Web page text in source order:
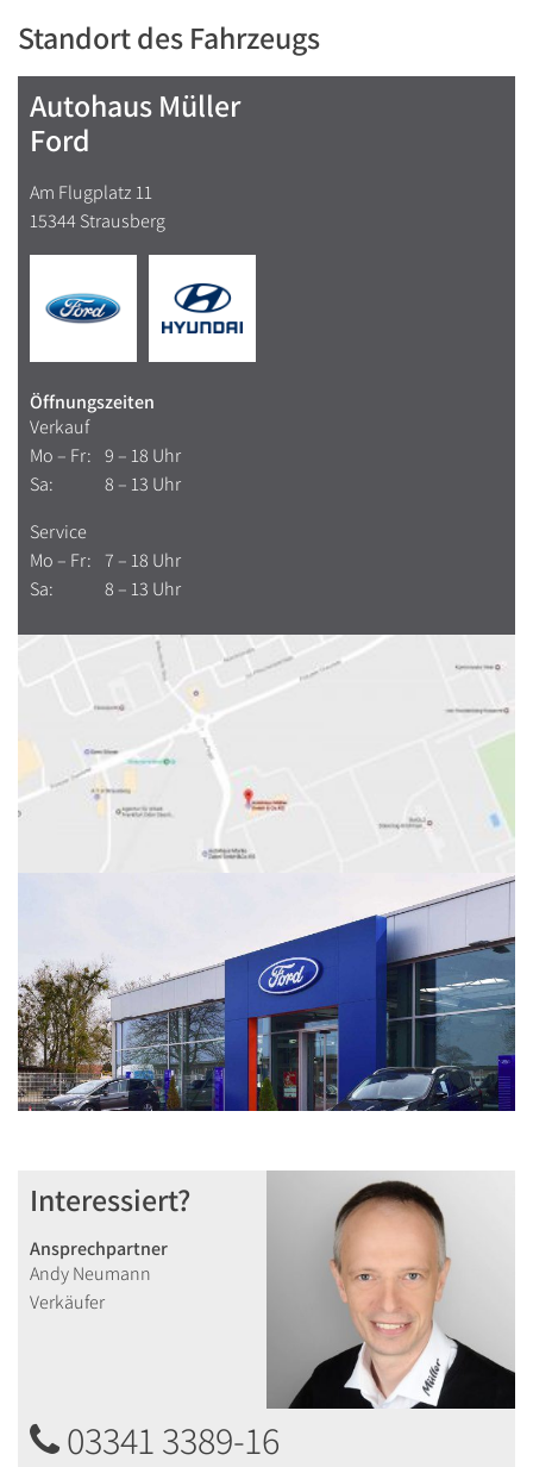
Standort des Fahrzeugs
Autohaus Müller
Ford
Am Flugplatz 11
15344 Strausberg
Öffnungszeiten
Verkauf
Mo – Fr: 9 – 18 Uhr
Sa:
8 – 13 Uhr
Service
Mo – Fr: 7 – 18 Uhr
Sa:
8 – 13 Uhr
Interessiert?
Ansprechpartner
Andy Neumann
Verkäufer
03341 3389-16